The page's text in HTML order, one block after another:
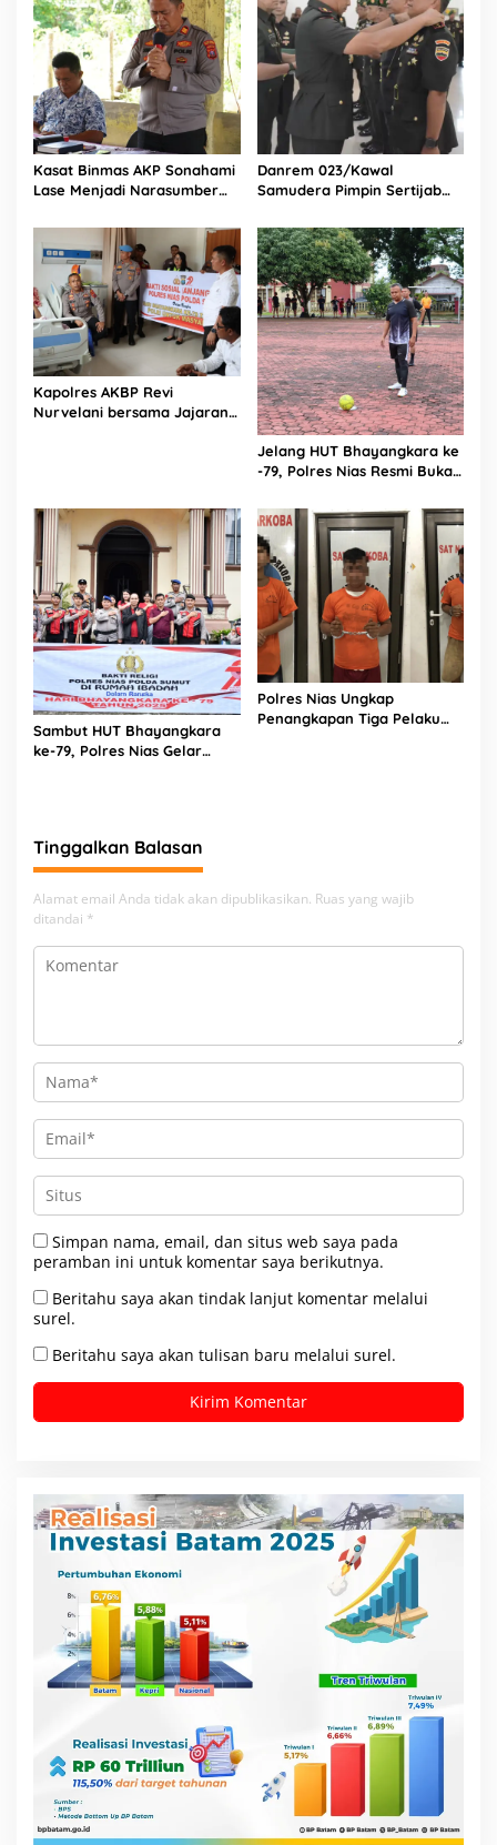
Kasat Binmas AKP Sonahami
Lase Menjadi Narasumber
Persekutuan Doa
Danrem 023/Kawal
Samudera Pimpin Sertijab
Kapolres AKBP Revi
Nurvelani bersama Jajaran
Jelang HUT Bhayangkara ke
-79, Polres Nias Resmi Buka
Sambut HUT Bhayangkara
ke-79, Polres Nias Gelar
Polres Nias Ungkap
Penangkapan Tiga Pelaku
Tinggalkan Balasan
Alamat email Anda tidak akan dipublikasikan. Ruas yang wajib
ditandai *
Simpan nama, email, dan situs web saya pada
peramban ini untuk komentar saya berikutnya.
Beritahu saya akan tindak lanjut komentar melalui
surel.
Beritahu saya akan tulisan baru melalui surel.